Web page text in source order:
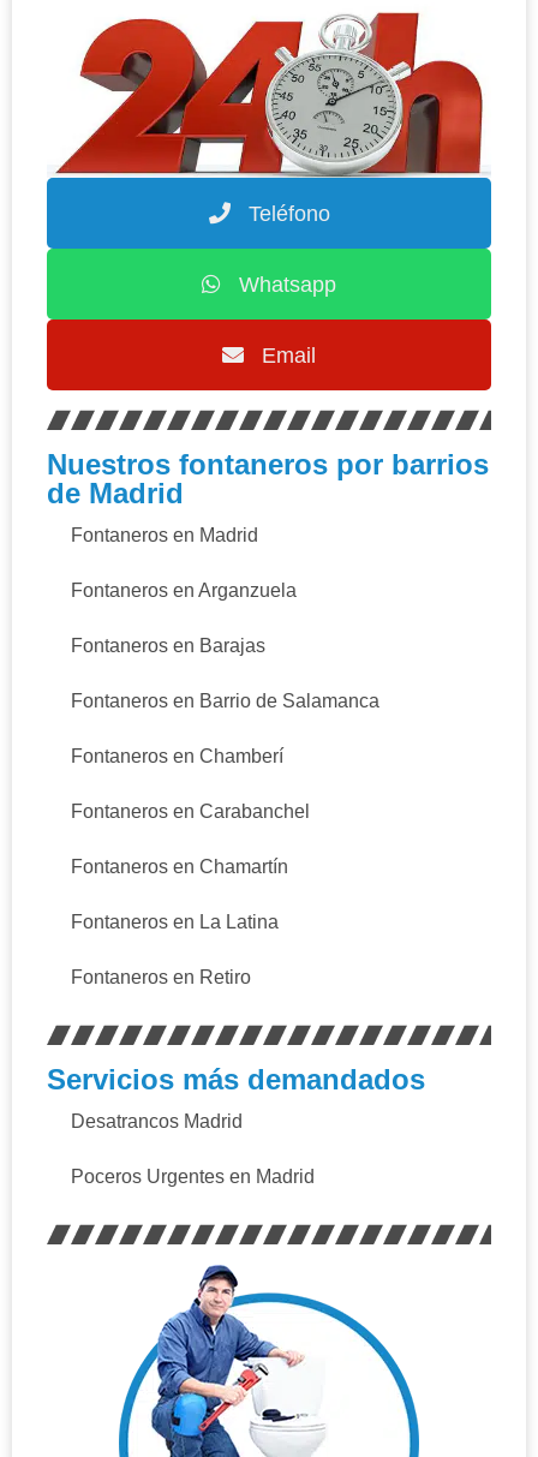
Teléfono
Whatsapp
Email
Nuestros fontaneros por barrios
de Madrid
Fontaneros en Madrid
Fontaneros en Arganzuela
Fontaneros en Barajas
Fontaneros en Barrio de Salamanca
Fontaneros en Chamberí
Fontaneros en Carabanchel
Fontaneros en Chamartín
Fontaneros en La Latina
Fontaneros en Retiro
Servicios más demandados
Desatrancos Madrid
Poceros Urgentes en Madrid